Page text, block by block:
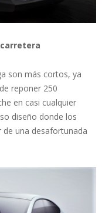
son más cortos, ya
reponer 250
en casi cualquier
diseño donde los
una desafortunada